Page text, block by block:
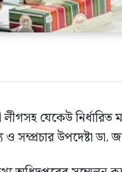
লীগসহ যেকেউ
ও সম্প্রচার উপদেষ্টা ডা.